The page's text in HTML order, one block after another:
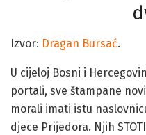
Izvor: Dragan Bursać.
U cijeloj Bosni i
portali, sve štampane
morali imati istu
djece Prijedora. Njih